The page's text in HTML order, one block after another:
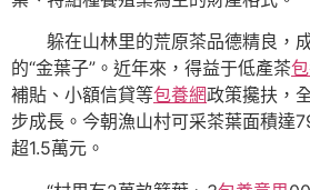
躲在山林里的荒原茶品德精良，
的“金葉子”。近年來，得益于低產茶
補貼、小額信貸等包養網政策攙扶，
步成長。今朝漁山村可采茶葉面積達
超1.5萬元。